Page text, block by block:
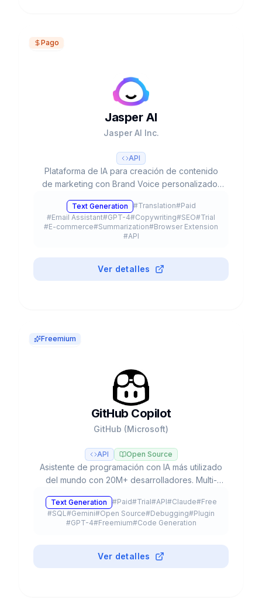
Pago
Jasper AI
Jasper AI Inc.
API
Plataforma de IA para creación de contenido
de marketing con Brand Voice personalizado,
en equipo. Usado por 20% del Fortune 500.
Text Generation #Translation#Paid
#Email Assistant#GPT-4#Copywriting#SEO#Trial
#E-commerce#Summarization#Browser Extension
#API
Ver detalles
Freemium
GitHub Copilot
GitHub (Microsoft)
API Open Source
Asistente de programación con IA más utilizado
del mundo con 20M+ desarrolladores. Multi-
Coding Agent autónomo y plan gratuito.
Text Generation #Paid#Trial#API#Claude#Free
#SQL#Gemini#Open Source#Debugging#Plugin
#GPT-4#Freemium#Code Generation
Ver detalles